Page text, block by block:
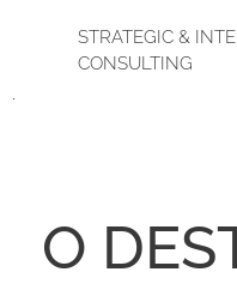
STRATEGIC &
CONSULTING
.
O